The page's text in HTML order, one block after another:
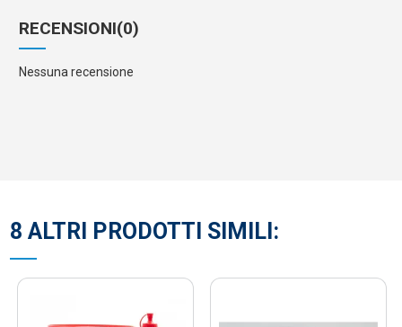
RECENSIONI(0)
Nessuna recensione
8 ALTRI PRODOTTI SIMILI: